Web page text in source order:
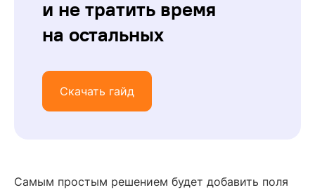
и не тратить время
на остальных
Скачать гайд
Самым простым решением будет добавить поля